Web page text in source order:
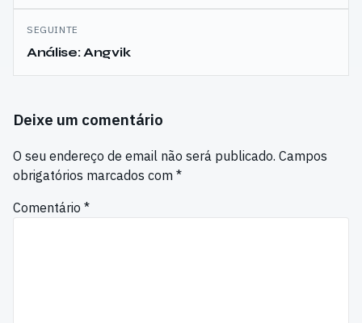
artigos
SEGUINTE
Análise: Angvik
Deixe um comentário
O seu endereço de email não será publicado. Campos
obrigatórios marcados com *
Comentário *